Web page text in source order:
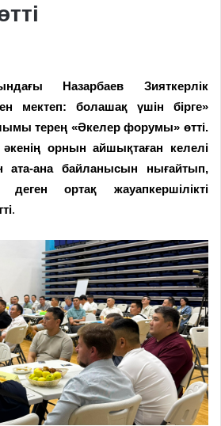
Назарбаев Зияткерлік
мектеп: болашақ үшін бірге»
терең «Әкелер форумы» өтті.
әкенің орнын айшықтаған келелі
ата-ана байланысын нығайтып,
ортақ жауапкершілікті
.